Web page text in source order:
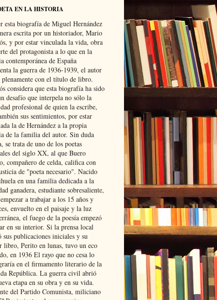
EN LA HISTORIA
esta biografía de Miguel Hernández
escrita por un historiador, Mario
y por estar vinculada la vida, obra
del protagonista a lo que en la
contemporánea de España
la guerra de 1936-1939, el autor
plenamente con el título de libro.
considera que esta biografía ha sido
desafío que interpela no sólo la
profesional de quien la escribe,
sus sentimientos, por estar
la de Hernández a la propia
de la familia del autor. Sin duda
se trata de uno de los poetas
del siglo XX, al que Buero
compañero de celda, califica con
de "poeta necesario". Nacido
en una familia dedicada a la
ganadera, estudiante sobresaliente,
a trabajar a los 15 años y
envuelto en el paisaje y la luz
el fuego de la poesía empezó
en su interior. Si la prensa local
sus publicaciones iniciales y su
libro, Perito en lunas, tuvo un eco
en 1936 El rayo que no cesa lo
en el firmamento literario de la
República. La guerra civil abrió
etapa en su obra y en su vida.
del Partido Comunista, miliciano